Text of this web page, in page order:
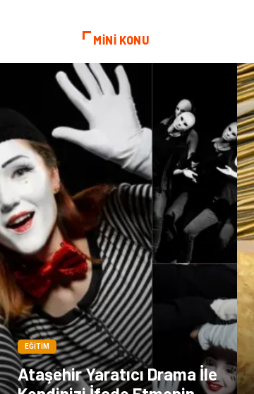
MİNİ KONU
EĞITIM
Ataşehir Yaratıcı Drama İle